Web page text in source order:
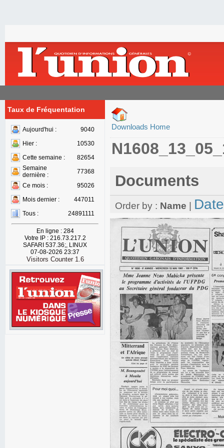
Taux de Fréquentation
Aujourd'hui :
9040
Hier :
10530
Cette semaine :
82654
Semaine
dernière :
77368
Ce mois :
95026
Mois dernier :
447011
Tous :
24891111
En ligne : 284
Votre IP : 216.73.217.2
SAFARI 537.36;, LINUX
07-08-2026 23:37
Visitors Counter 1.6
Downloads Home
Documents
Order by : Name Date